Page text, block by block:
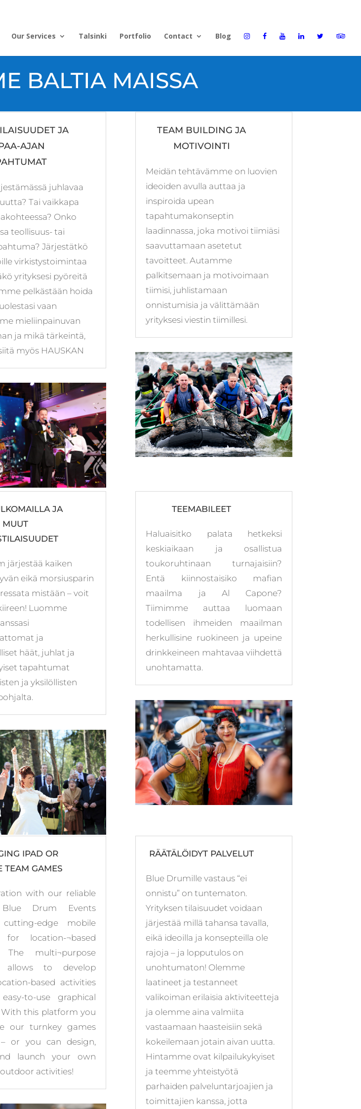
Our Services Talsinki Portfolio Contact Blog
MAISSA
JA
AJAN
juhlavaa
Tai vaikkapa
Onko
teollisuus- tai
Järjestätkö
virkistystoimintaa
yrityksesi pyöreitä
pelkästään hoida
vaan
mieliinpainuvan
ja mikä tärkeintä,
myös HAUSKAN
TEAM BUILDING JA
MOTIVOINTI
Meidän tehtävämme on luovien
ideoiden avulla auttaa ja
inspiroida upean
tapahtumakonseptin
laadinnassa, joka motivoi tiimiäsi
saavuttamaan asetetut
tavoitteet. Autamme
palkitsemaan ja motivoimaan
tiimisi, juhlistamaan
onnistumisia ja välittämään
yrityksesi viestin tiimillesi.
JA
MUUT
järjestää kaiken
eikä morsiusparin
mistään – voit
Luomme
ja
häät, juhlat ja
tapahtumat
ja yksilöllisten
TEEMABILEET
Haluaisitko palata hetkeksi
keskiaikaan ja osallistua
toukoruhtinaan turnajaisiin?
Entä kiinnostaisiko mafian
maailma ja Al Capone?
Tiimimme auttaa luomaan
todellisen ihmeiden maailman
herkullisine ruokineen ja upeine
drinkkeineen mahtavaa viihdettä
unohtamatta.
IPAD OR
TEAM GAMES
with our reliable
Drum Events
cutting-edge mobile
for location-¬based
The multi¬purpose
allows to develop
based activities
to-use graphical
this platform you
our turnkey games
or you can design,
launch your own
activities!
RÄÄTÄLÖIDYT PALVELUT
Blue Drumille vastaus “ei
onnistu” on tuntematon.
Yrityksen tilaisuudet voidaan
järjestää millä tahansa tavalla,
eikä ideoilla ja konsepteilla ole
rajoja – ja lopputulos on
unohtumaton! Olemme
laatineet ja testanneet
valikoiman erilaisia aktiviteetteja
ja olemme aina valmiita
vastaamaan haasteisiin sekä
kokeilemaan jotain aivan uutta.
Hintamme ovat kilpailukykyiset
ja teemme yhteistyötä
parhaiden palveluntarjoajien ja
toimittajien kanssa, jotta